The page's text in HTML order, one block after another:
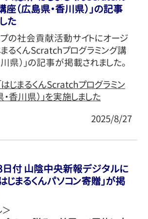
座（広島県・香川県）」の記事
た
の社会貢献活動サイトにオージ
るくんScratchプログラミング講
県）」の記事が掲載されました。
じまるくんScratchプログラミン
香川県）」を実施しました
2025/8/27
付 山陰中央新報デジタルに
じまるくんパソコン寄贈」が掲